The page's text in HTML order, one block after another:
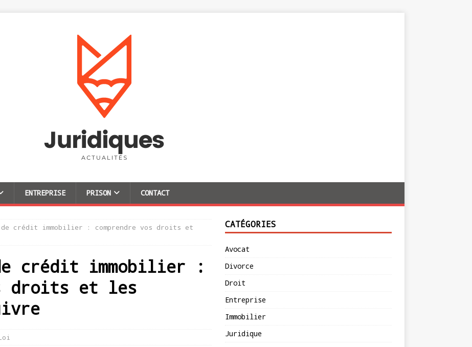
ENTREPRISE PRISON CONTACT
de crédit immobilier : comprendre vos droits et
crédit immobilier :
droits et les
CATÉGORIES
Avocat
Divorce
Droit
Entreprise
Immobilier
Juridique